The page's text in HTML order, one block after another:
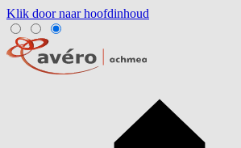
Klik door naar hoofdinhoud